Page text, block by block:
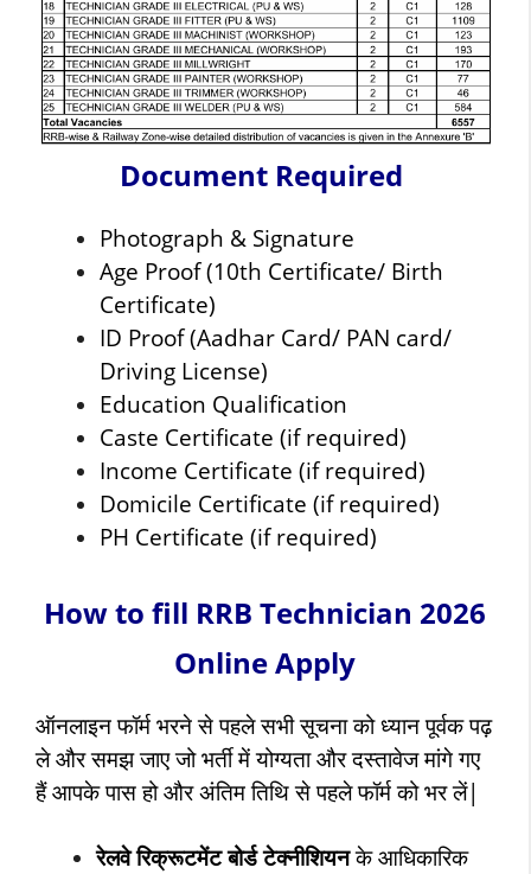
Document Required
Photograph & Signature
Age Proof (10th Certificate/ Birth
Certificate)
ID Proof (Aadhar Card/ PAN card/
Driving License)
Education Qualification
Caste Certificate (if required)
Income Certificate (if required)
Domicile Certificate (if required)
PH Certificate (if required)
How to fill RRB Technician 2026
Online Apply
ऑनलाइन फॉर्म भरने से पहले सभी सूचना को ध्यान पूर्वक पढ़
ले और समझ जाए जो भर्ती में योग्यता और दस्तावेज मांगे गए
हैं आपके पास हो और अंतिम तिथि से पहले फॉर्म को भर लें|
रेलवे रिक्रूटमेंट बोर्ड टेक्नीशियनके आधिकारिक